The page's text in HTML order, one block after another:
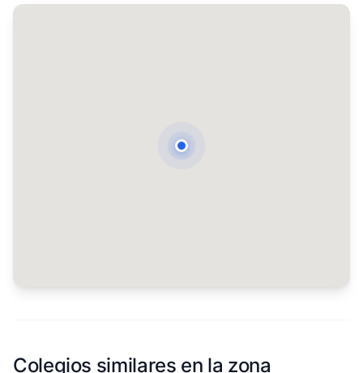
Colegios similares en la zona